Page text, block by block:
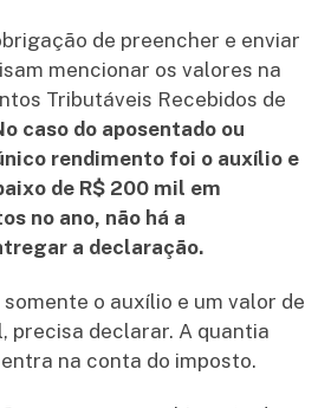
de preencher e enviar
mencionar os valores na
Tributáveis Recebidos de
caso do aposentado ou
rendimento foi o auxílio e
de R$ 200 mil em
no ano, não há a
a declaração.
o auxílio e um valor de
precisa declarar. A quantia
na conta do imposto.